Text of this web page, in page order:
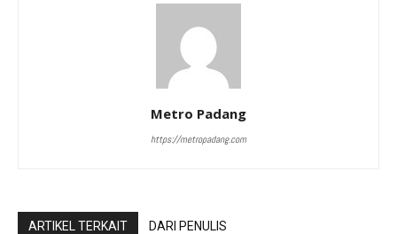
Metro Padang
https://metropadang.com
ARTIKEL TERKAIT DARI PENULIS